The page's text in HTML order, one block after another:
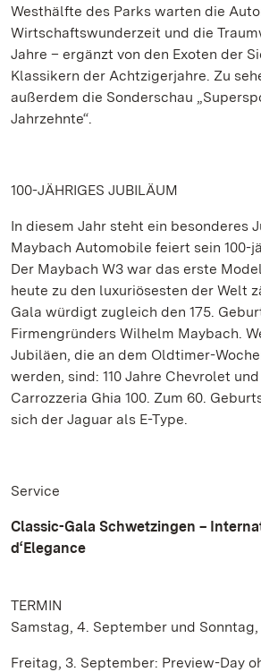
Westhälfte des Parks warten die
Wirtschaftswunderzeit und die
Jahre – ergänzt von den Exoten der
Klassikern der Achtzigerjahre. Zu
außerdem die Sonderschau
Jahrzehnte“.
100-JÄHRIGES JUBILÄUM
In diesem Jahr steht ein besonderes
Maybach Automobile feiert sein 100-
Der Maybach W3 war das erste
heute zu den luxuriösesten der Welt
Gala würdigt zugleich den 175.
Firmengründers Wilhelm Maybach.
Jubiläen, die an dem Oldtimer-
werden, sind: 110 Jahre Chevrolet und
Carrozzeria Ghia 100. Zum 60.
sich der Jaguar als E-Type.
Service
Classic-Gala Schwetzingen –
d‘Elegance
TERMIN
Samstag, 4. September und
Freitag, 3. September: Preview-Day